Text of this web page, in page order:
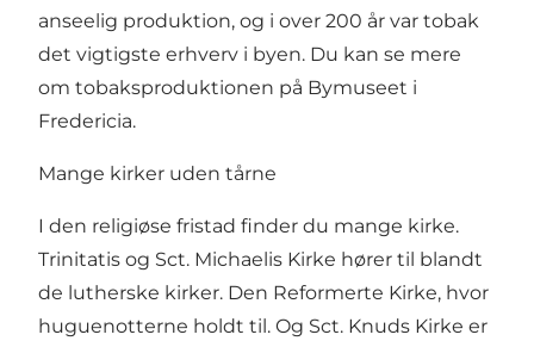
anseelig produktion, og i over 200 år var tobak
det vigtigste erhverv i byen. Du kan se mere
om tobaksproduktionen på Bymuseet i
Fredericia.
Mange kirker uden tårne
I den religiøse fristad finder du mange kirke.
Trinitatis og Sct. Michaelis Kirke hører til blandt
de lutherske kirker. Den Reformerte Kirke, hvor
huguenotterne holdt til. Og Sct. Knuds Kirke er